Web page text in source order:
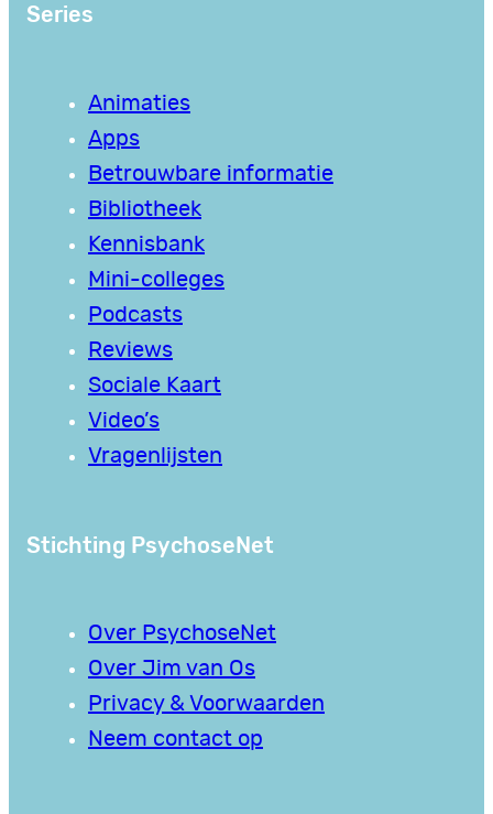
Series
Animaties
Apps
Betrouwbare informatie
Bibliotheek
Kennisbank
Mini-colleges
Podcasts
Reviews
Sociale Kaart
Video’s
Vragenlijsten
Stichting PsychoseNet
Over PsychoseNet
Over Jim van Os
Privacy & Voorwaarden
Neem contact op